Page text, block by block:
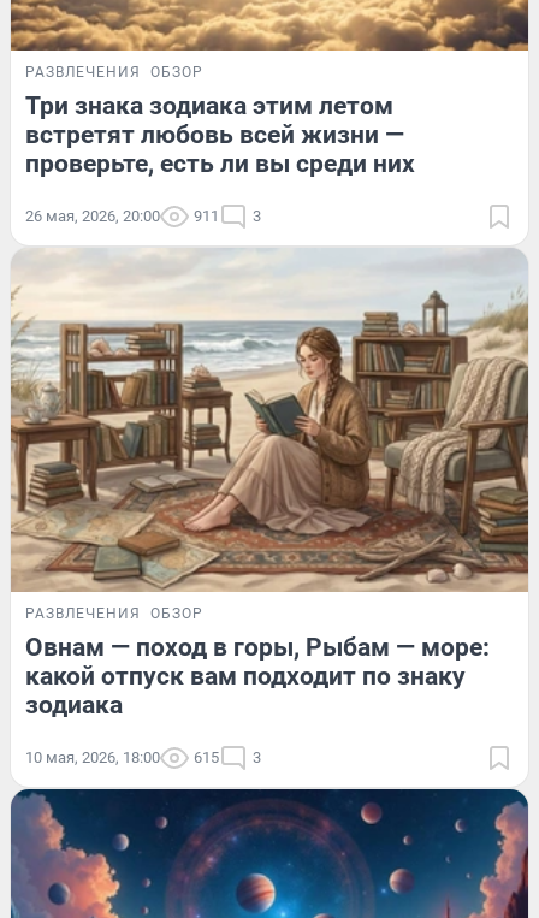
РАЗВЛЕЧЕНИЯ ОБЗОР
Три знака зодиака этим летом
встретят любовь всей жизни —
проверьте, есть ли вы среди них
26 мая, 2026, 20:00 911 3
РАЗВЛЕЧЕНИЯ ОБЗОР
Овнам — поход в горы, Рыбам — море:
какой отпуск вам подходит по знаку
зодиака
10 мая, 2026, 18:00 615 3